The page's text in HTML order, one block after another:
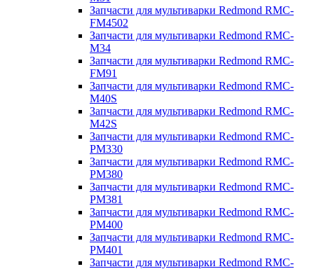
Запчасти для мультиварки Redmond RMC-
FM4502
Запчасти для мультиварки Redmond RMC-
M34
Запчасти для мультиварки Redmond RMC-
FM91
Запчасти для мультиварки Redmond RMC-
M40S
Запчасти для мультиварки Redmond RMC-
M42S
Запчасти для мультиварки Redmond RMC-
PM330
Запчасти для мультиварки Redmond RMC-
PM380
Запчасти для мультиварки Redmond RMC-
PM381
Запчасти для мультиварки Redmond RMC-
PM400
Запчасти для мультиварки Redmond RMC-
PM401
Запчасти для мультиварки Redmond RMC-